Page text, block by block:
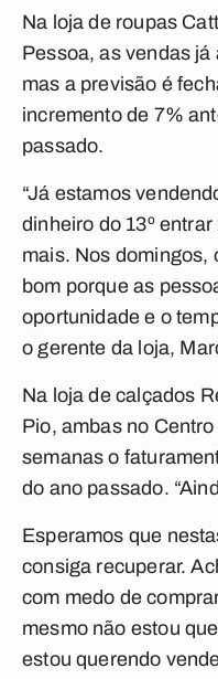
Na loja de roupas
Pessoa, as vendas
mas a previsão é
incremento de 7%
passado.
“Já estamos
dinheiro do 13º
mais. Nos domingos,
bom porque as
oportunidade e o
o gerente da loja,
Na loja de calçados
Pio, ambas no
semanas o
do ano passado.
Esperamos que
consiga recuperar.
com medo de
mesmo não estou
estou querendo